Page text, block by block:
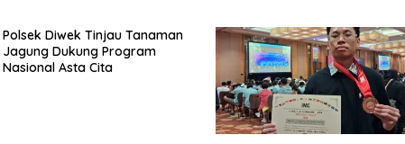
Polsek Diwek Tinjau Tanaman
Jagung Dukung Program
Nasional Asta Cita